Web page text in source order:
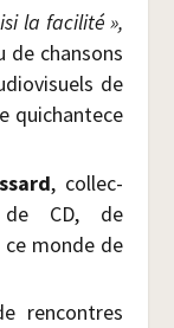
la faci­li­té »,
de chan­sons
de
qui​chan​te​ce​
, col­lec­
de CD, de
monde de
ren­contres